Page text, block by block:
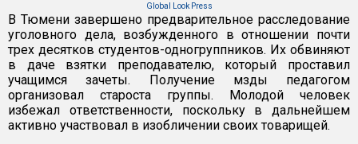
Global Look Press
В Тюмени завершено предварительное расследование
уголовного дела, возбужденного в отношении почти
трех десятков студентов-одногруппников. Их обвиняют
в даче взятки преподавателю, который проставил
учащимся зачеты. Получение мзды педагогом
организовал староста группы. Молодой человек
избежал ответственности, поскольку в дальнейшем
активно участвовал в изобличении своих товарищей.